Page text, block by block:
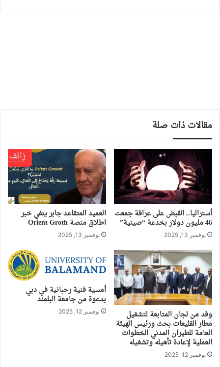
مقالات ذات صلة
أستراليا.. القبض على عرافة جمعت
46 مليون دولار بخدعة “صينية”
نوفمبر 13, 2025
العميد المتقاعد جابر ينفي خبر
اطلاق منصة Orient Groth
نوفمبر 13, 2025
وفد من لجان المتابعة لتشغيل
مطار القليعات بحث ورئيس الهيئة
العامة للطيران المدني الخطوات
العملية لإعادة تأهيله وتشغيله
نوفمبر 12, 2025
أمسية فنية رحبانية في دبي
بدعوة من جامعة البلمند
نوفمبر 12, 2025